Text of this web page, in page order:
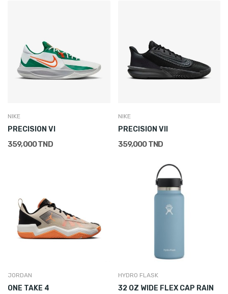
NIKE
PRECISION VI
359,000 TND
NIKE
PRECISION VII
359,000 TND
JORDAN
ONE TAKE 4
HYDRO FLASK
32 OZ WIDE FLEX CAP RAIN